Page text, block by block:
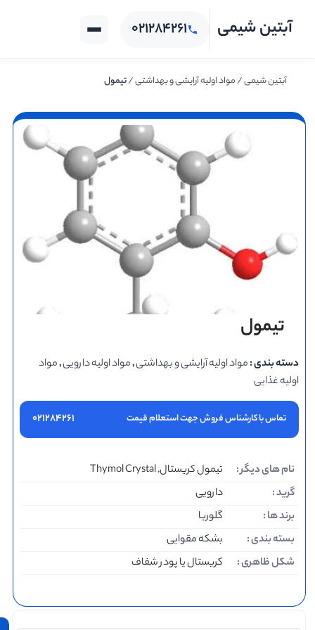
آبتین شیمی ۰۲۱۲۸۴۲۶۱
آبتین شیمی/مواد اولیه آرایشی و بهداشتی/تیمول
تیمول
دسته بندی :مواد اولیه آرایشی و بهداشتی,مواد اولیه دارویی,مواد
اولیه غذایی
تماس با کارشناس فروش جهت استعلام قیمت ۰۲۱۲۸۴۲۶۱
نام های دیگر :
تیمول کریستال, Thymol Crystal
گرید :
دارویی
برند ها :
گلوریا
بسته بندی :
بشکه مقوایی
شکل ظاهری :
کریستال یا پودر شفاف